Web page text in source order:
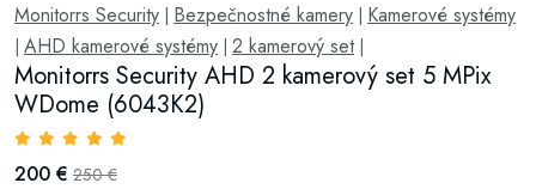
Monitorrs Security Bezpečnostné kamery Kamerové systémy
AHD kamerové systémy 2 kamerový set|
Monitorrs Security AHD 2 kamerový set 5 MPix
WDome (6043K2)
200 € 250 €